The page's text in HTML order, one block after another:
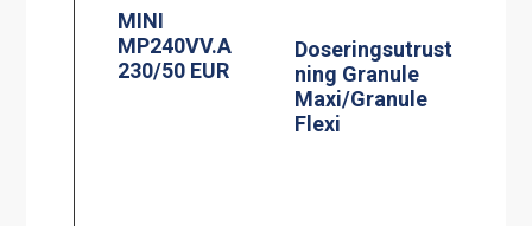
MINI
MP240VV.A
230/50 EUR
Doseringsutrust
ning Granule
Maxi/Granule
Flexi